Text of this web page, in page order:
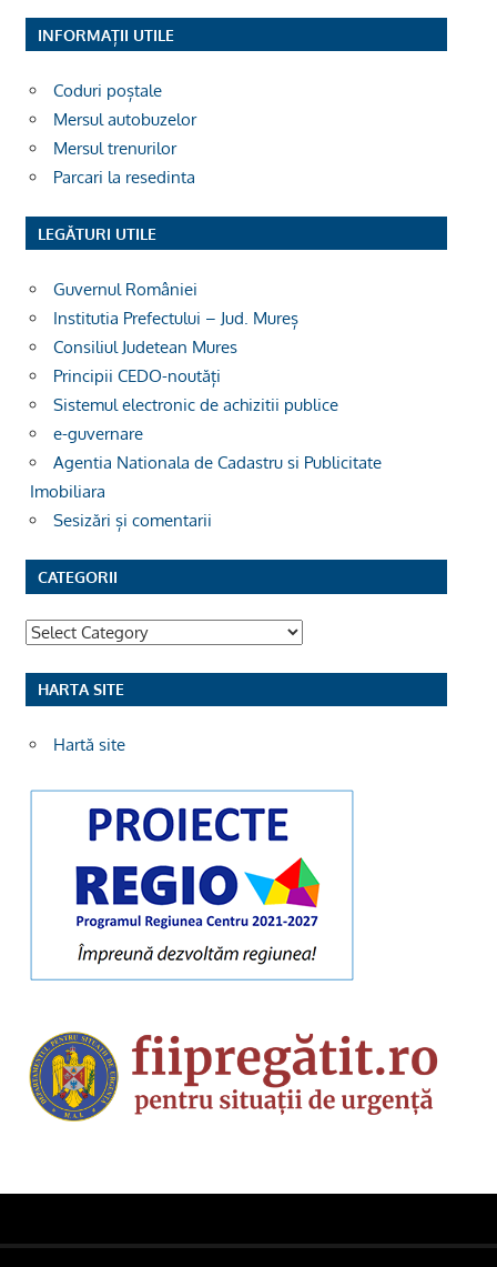
INFORMAȚII UTILE
Coduri poștale
Mersul autobuzelor
Mersul trenurilor
Parcari la resedinta
LEGĂTURI UTILE
Guvernul României
Institutia Prefectului – Jud. Mureș
Consiliul Judetean Mures
Principii CEDO-noutăți
Sistemul electronic de achizitii publice
e-guvernare
Agentia Nationala de Cadastru si Publicitate
Imobiliara
Sesizări și comentarii
CATEGORII
Categorii
HARTA SITE
Hartă site